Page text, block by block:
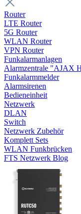
Router
LTE Router
5G Router
WLAN Router
VPN Router
Funkalarmanlagen
Alarmzentrale "AJAX
Funkalarmmelder
Alarmsirenen
Bedieneinheit
Netzwerk
DLAN
Switch
Netzwerk Zubehör
Komplett Sets
WLAN Funkbrücken
FTS Netzwerk Blog